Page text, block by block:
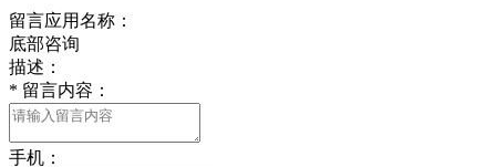
留言应用名称：
底部咨询
描述：
* 留言内容：
手机：